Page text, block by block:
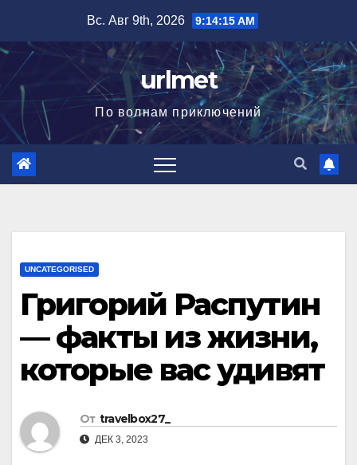
содержимому
Вс. Авг 9th, 2026 9:14:16 AM
urlmet
По волнам приключений
UNCATEGORISED
Григорий Распутин
— факты из жизни,
которые вас удивят
От travelbox27_
ДЕК 3, 2023